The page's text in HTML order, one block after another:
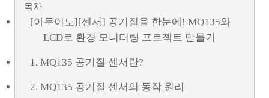
목차
[아두이노][센서] 공기질을 한눈에! MQ135와
LCD로 환경 모니터링 프로젝트 만들기
1. MQ135 공기질 센서란?
2. MQ135 공기질 센서의 동작 원리